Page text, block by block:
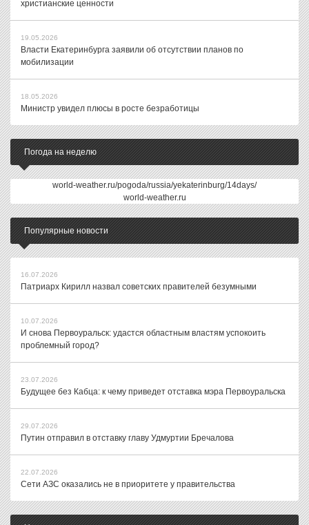
христианские ценности
19.05.2026
Власти Екатеринбурга заявили об отсутствии планов по
мобилизации
18.05.2026
Министр увидел плюсы в росте безработицы
Погода на неделю
world-weather.ru/pogoda/russia/yekaterinburg/14days/
world-weather.ru
Популярные новости
16.07.2026
Патриарх Кирилл назвал советских правителей безумными
10.07.2026
И снова Первоуральск: удастся областным властям успокоить
проблемный город?
23.07.2026
Будущее без Кабца: к чему приведет отставка мэра Первоуральска
29.07.2026
Путин отправил в отставку главу Удмуртии Бречалова
22.07.2026
Сети АЗС оказались не в приоритете у правительства